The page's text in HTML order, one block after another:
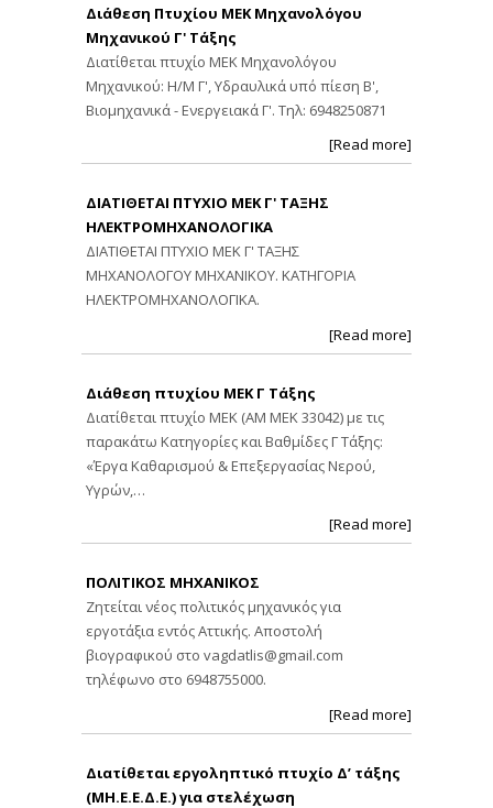
Διάθεση Πτυχίου ΜΕΚ Μηχανολόγου
Μηχανικού Γ' Τάξης
Διατίθεται πτυχίο ΜΕΚ Μηχανολόγου
Μηχανικού: Η/Μ Γ', Υδραυλικά υπό πίεση Β',
Βιομηχανικά - Ενεργειακά Γ'. Τηλ: 6948250871
[Read more]
ΔΙΑΤΙΘΕΤΑΙ ΠΤΥΧΙΟ ΜΕΚ Γ' ΤΑΞΗΣ
ΗΛΕΚΤΡΟΜΗΧΑΝΟΛΟΓΙΚΑ
ΔΙΑΤΙΘΕΤΑΙ ΠΤΥΧΙΟ ΜΕΚ Γ' ΤΑΞΗΣ
ΜΗΧΑΝΟΛΟΓΟΥ ΜΗΧΑΝΙΚΟΥ. ΚΑΤΗΓΟΡΙΑ
ΗΛΕΚΤΡΟΜΗΧΑΝΟΛΟΓΙΚΑ.
[Read more]
Διάθεση πτυχίου ΜΕΚ Γ Τάξης
Διατίθεται πτυχίο ΜΕΚ (ΑΜ ΜΕΚ 33042) με τις
παρακάτω Κατηγορίες και Βαθμίδες Γ Τάξης:
«Έργα Καθαρισμού & Επεξεργασίας Νερού,
Υγρών,…
[Read more]
ΠΟΛΙΤΙΚΟΣ ΜΗΧΑΝΙΚΟΣ
Ζητείται νέος πολιτικός μηχανικός για
εργοτάξια εντός Αττικής. Αποστολή
βιογραφικού στο vagdatlis@gmail.com
τηλέφωνο στο 6948755000.
[Read more]
Διατίθεται εργοληπτικό πτυχίο Δ’ τάξης
(ΜΗ.Ε.Ε.Δ.Ε.) για στελέχωση